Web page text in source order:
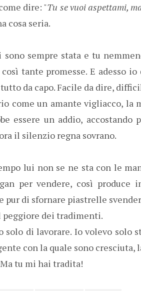
dire: "Tu se vuoi aspettami,
cosa seria.
sempre stata e tu
tante promesse. E adesso
da capo. Facile da dire,
come un amante vigliacco, la
essere un addio,
il silenzio regna sovrano.
lui non se ne sta con le
per vendere, così produce
pur di sfornare piastrelle
peggiore dei tradimenti.
solo di lavorare. Io volevo solo
con la quale sono
tu mi hai tradita!